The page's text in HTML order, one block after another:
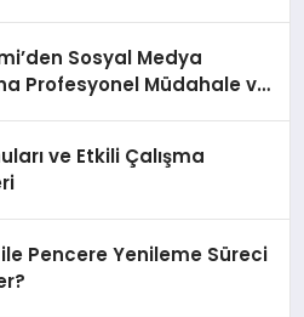
Sosyal Medya
Profesyonel Müdahale ve
ve Etkili Çalışma
Pencere Yenileme Süreci